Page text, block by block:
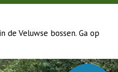
de Veluwse bossen. Ga op